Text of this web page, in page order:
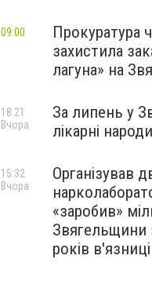
Прокуратура
захистила
лагуна» на
09:00
За липень у
лікарні
18:21
Вчора
Організував
«заробив»
Звягельщини
років в'язниці
15:32
Вчора